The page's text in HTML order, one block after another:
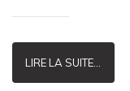
LIRE LA SUITE...